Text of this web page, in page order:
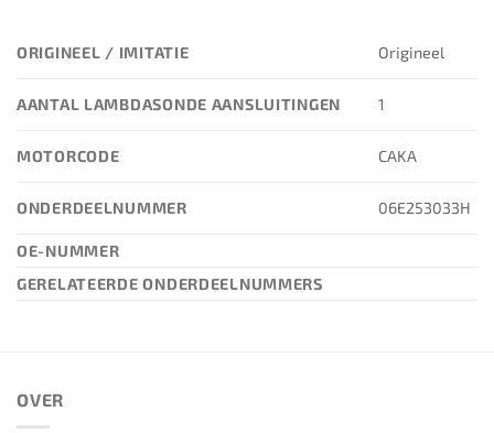
ORIGINEEL / IMITATIE Origineel
AANTAL LAMBDASONDE AANSLUITINGEN 1
MOTORCODE CAKA
ONDERDEELNUMMER 06E253033H
OE-NUMMER
GERELATEERDE ONDERDEELNUMMERS
OVER